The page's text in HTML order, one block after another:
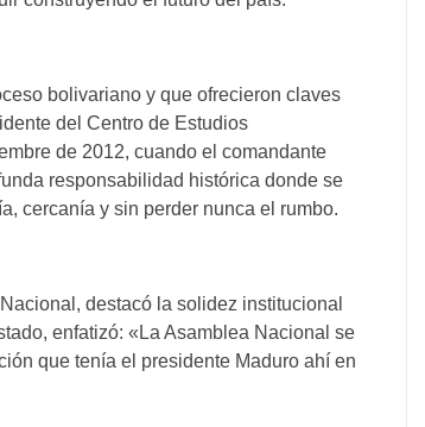
bolivariano y que ofrecieron claves
del Centro de Estudios
de 2012, cuando el comandante
responsabilidad histórica donde se
cercanía y sin perder nunca el rumbo.
destacó la solidez institucional
enfatizó: «La Asamblea Nacional se
que tenía el presidente Maduro ahí en